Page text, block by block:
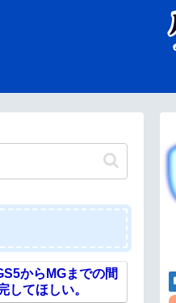
からMGまでの間
してほしい。